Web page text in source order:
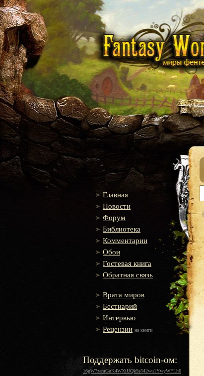
Главная
Новости
Форум
Библиотека
Комментарии
Обои
Гостевая книга
Обратная связь
Врата миров
Бестиарий
Интервью
Рецензии на книги
Поддержать bitcoin-ом:
16gW7zamGuK4WXiUQk5s542wu1YwyWFLh6